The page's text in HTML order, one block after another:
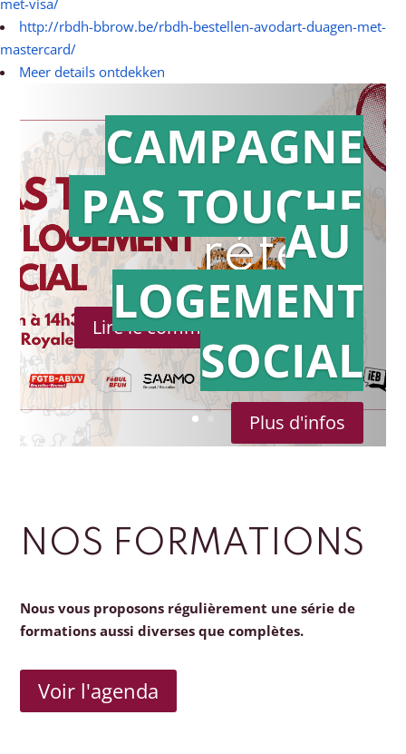
met-visa/
http://rbdh-bbrow.be/rbdh-bestellen-avodart-duagen-met-
mastercard/
Meer details ontdekken
Action en
référé
Lire le communiqué de presse
CAMPAGNE
PAS TOUCHE
AU
LOGEMENT
SOCIAL
Plus d'infos
NOS FORMATIONS
Nous vous proposons régulièrement une série de
formations aussi diverses que complètes.
Voir l'agenda